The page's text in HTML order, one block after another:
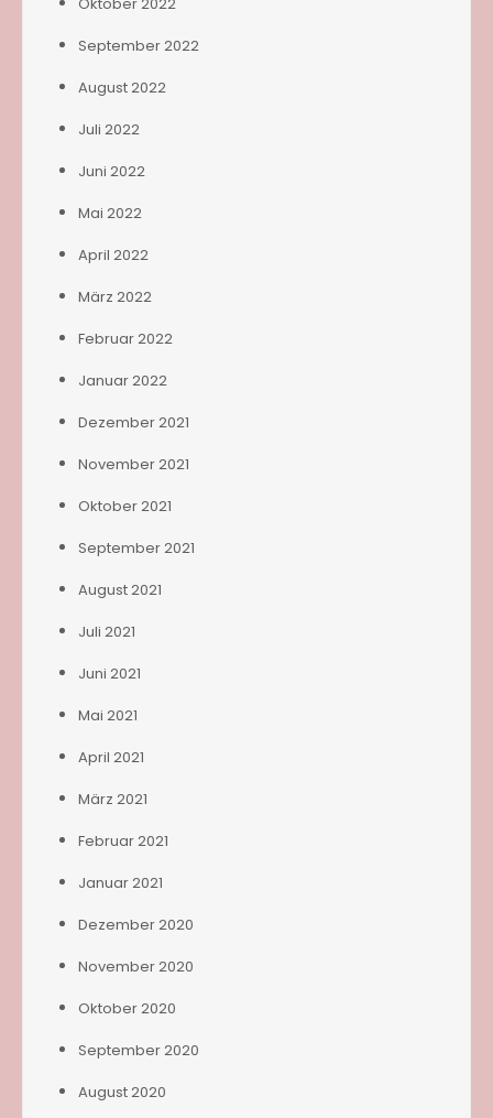
September 2022
August 2022
Juli 2022
Juni 2022
Mai 2022
April 2022
März 2022
Februar 2022
Januar 2022
Dezember 2021
November 2021
Oktober 2021
September 2021
August 2021
Juli 2021
Juni 2021
Mai 2021
April 2021
März 2021
Februar 2021
Januar 2021
Dezember 2020
November 2020
Oktober 2020
September 2020
August 2020